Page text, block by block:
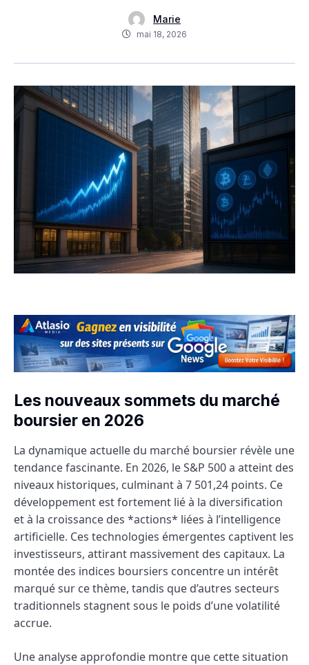
Marie
mai 18, 2026
Les nouveaux sommets du marché
boursier en 2026
La dynamique actuelle du marché boursier révèle une
tendance fascinante. En 2026, le S&P 500 a atteint des
niveaux historiques, culminant à 7 501,24 points. Ce
développement est fortement lié à la diversification
et à la croissance des *actions* liées à l’intelligence
artificielle. Ces technologies émergentes captivent les
investisseurs, attirant massivement des capitaux. La
montée des indices boursiers concentre un intérêt
marqué sur ce thème, tandis que d’autres secteurs
traditionnels stagnent sous le poids d’une volatilité
accrue.
Une analyse approfondie montre que cette situation